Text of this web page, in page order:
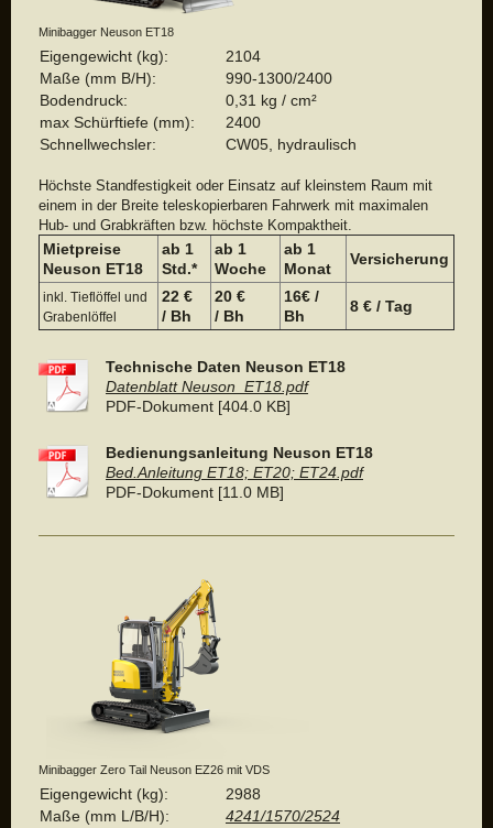
Minibagger Neuson ET18
Eigengewicht (kg):
2104
Maße (mm B/H):
990-1300/2400
Bodendruck:
0,31 kg / cm²
max Schürftiefe (mm):
2400
Schnellwechsler:
CW05, hydraulisch
Höchste Standfestigkeit oder Einsatz auf kleinstem Raum mit
einem in der Breite teleskopierbaren Fahrwerk mit maximalen
Hub- und Grabkräften bzw. höchste Kompaktheit.
Mietpreise
Neuson ET18
ab 1
Std.*
ab 1
Woche
ab 1
Monat
Versicherung
inkl. Tieflöffel und
Grabenlöffel
22 €
/ Bh
20 €
/ Bh
16€ /
Bh
8 € / Tag
Technische Daten Neuson ET18
Datenblatt Neuson_ET18.pdf
PDF-Dokument [404.0 KB]
Bedienungsanleitung Neuson ET18
Bed.Anleitung ET18; ET20; ET24.pdf
PDF-Dokument [11.0 MB]
Minibagger Zero Tail Neuson EZ26 mit VDS
Eigengewicht (kg):
2988
Maße (mm L/B/H):
4241/1570/2524